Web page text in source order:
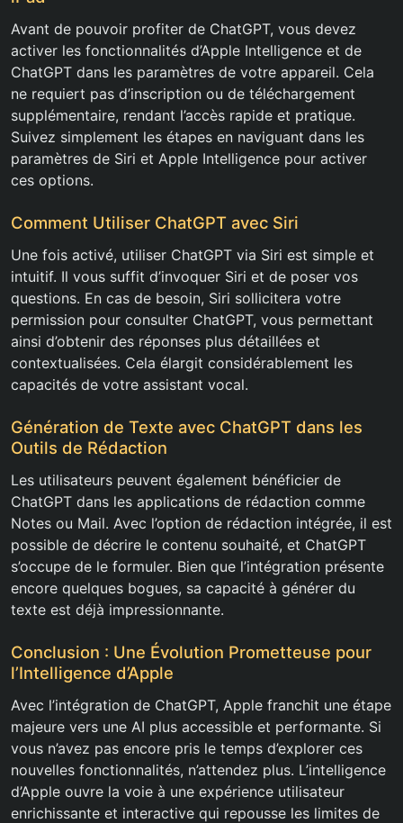
Avant de pouvoir profiter de ChatGPT, vous devez
activer les fonctionnalités d’Apple Intelligence et de
ChatGPT dans les paramètres de votre appareil. Cela
ne requiert pas d’inscription ou de téléchargement
supplémentaire, rendant l’accès rapide et pratique.
Suivez simplement les étapes en naviguant dans les
paramètres de Siri et Apple Intelligence pour activer
ces options.
Comment Utiliser ChatGPT avec Siri
Une fois activé, utiliser ChatGPT via Siri est simple et
intuitif. Il vous suffit d’invoquer Siri et de poser vos
questions. En cas de besoin, Siri sollicitera votre
permission pour consulter ChatGPT, vous permettant
ainsi d’obtenir des réponses plus détaillées et
contextualisées. Cela élargit considérablement les
capacités de votre assistant vocal.
Génération de Texte avec ChatGPT dans les
Outils de Rédaction
Les utilisateurs peuvent également bénéficier de
ChatGPT dans les applications de rédaction comme
Notes ou Mail. Avec l’option de rédaction intégrée, il est
possible de décrire le contenu souhaité, et ChatGPT
s’occupe de le formuler. Bien que l’intégration présente
encore quelques bogues, sa capacité à générer du
texte est déjà impressionnante.
Conclusion : Une Évolution Prometteuse pour
l’Intelligence d’Apple
Avec l’intégration de ChatGPT, Apple franchit une étape
majeure vers une AI plus accessible et performante. Si
vous n’avez pas encore pris le temps d’explorer ces
nouvelles fonctionnalités, n’attendez plus. L’intelligence
d’Apple ouvre la voie à une expérience utilisateur
enrichissante et interactive qui repousse les limites de